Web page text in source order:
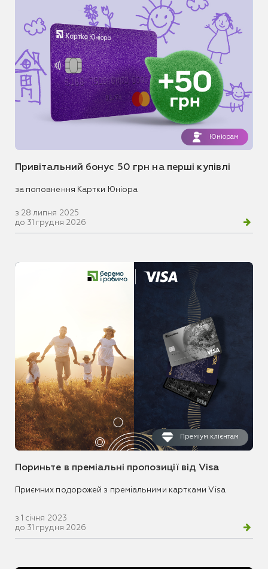
Юніорам
Привітальний бонус 50 грн на перші купівлі
за поповнення Картки Юніора
з 28 липня 2025
до 31 грудня 2026
Преміум клієнтам
Пориньте в преміальні пропозиції від Visa
Приємних подорожей з преміальними картками Visa
з 1 січня 2023
до 31 грудня 2026